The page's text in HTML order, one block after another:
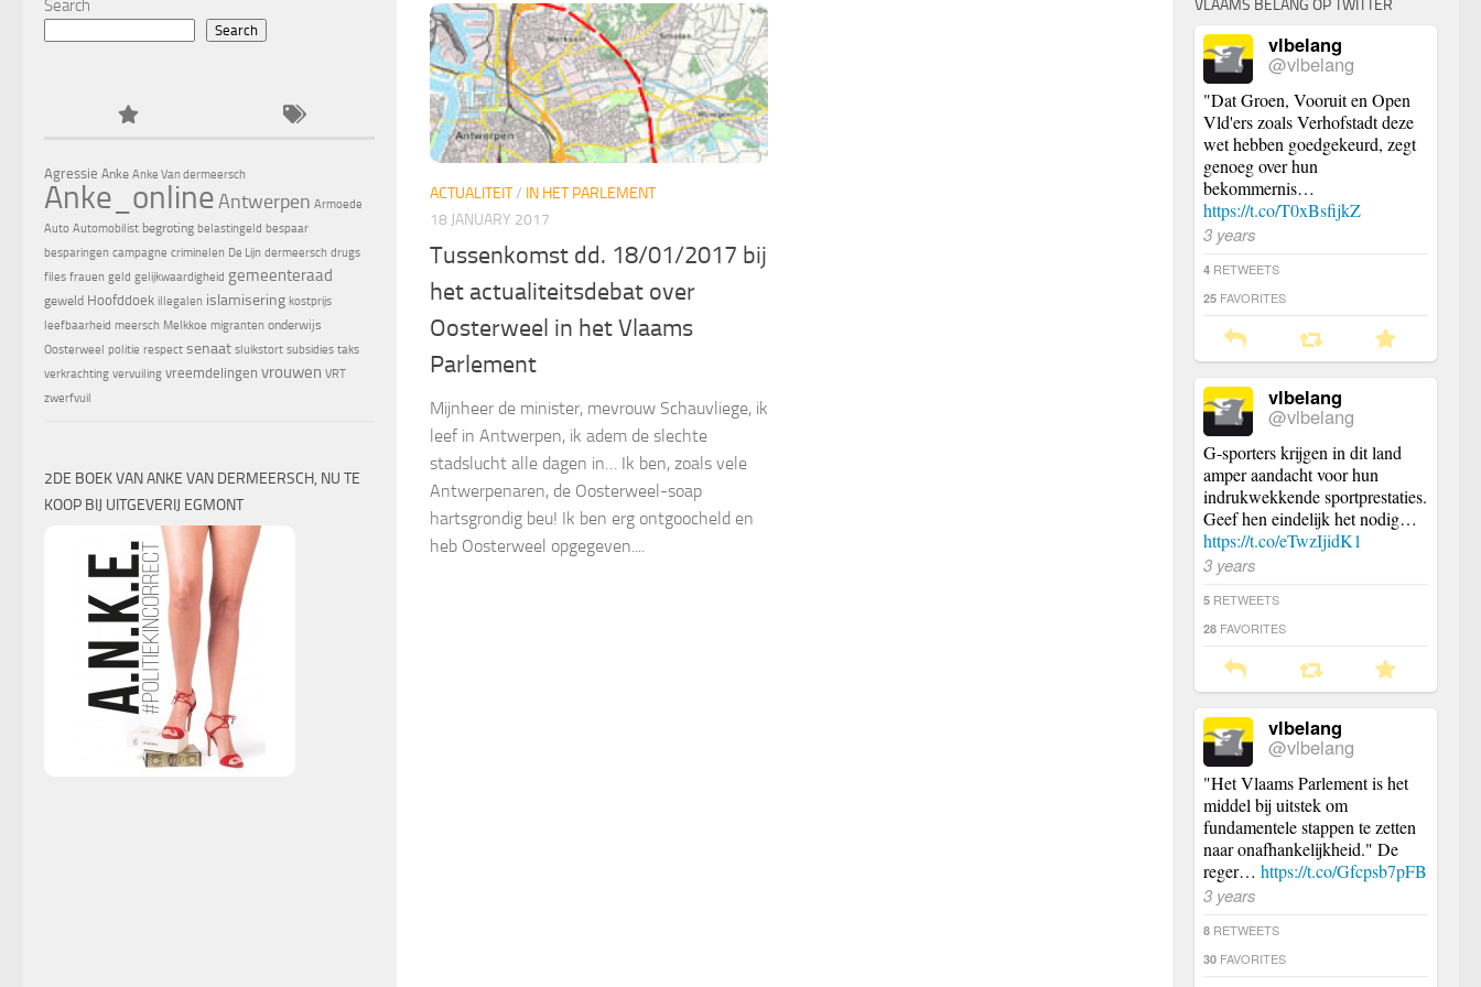
ACTUALITEIT/ IN HET PARLEMENT
18 JANUARY 2017
Tussenkomst dd. 18/01/2017 bij
het actualiteitsdebat over
Oosterweel in het Vlaams
Parlement
Mijnheer de minister, mevrouw Schauvliege, ik
leef in Antwerpen, ik adem de slechte
stadslucht alle dagen in… Ik ben, zoals vele
Antwerpenaren, de Oosterweel-soap
hartsgrondig beu! Ik ben erg ontgoocheld en
heb Oosterweel opgegeven....
Search
Search
Agressie Anke Anke Van dermeersch
Anke_onlineAntwerpen Armoede
Auto Automobilist begroting belastingeld bespaar
besparingen campagne criminelen De Lijn dermeersch drugs
files frauen geld gelijkwaardigheid gemeenteraad
geweld Hoofddoek illegalen islamisering kostprijs
leefbaarheid meersch Melkkoe migranten onderwijs
Oosterweel politie respect senaat sluikstort subsidies taks
verkrachting vervuiling vreemdelingen vrouwen VRT
zwerfvuil
2DE BOEK VAN ANKE VAN DERMEERSCH, NU TE
KOOP BIJ UITGEVERIJ EGMONT
VLAAMS BELANG OP TWITTER
vlbelang
@vlbelang
"Dat Groen, Vooruit en Open
Vld'ers zoals Verhofstadt deze
wet hebben goedgekeurd, zegt
genoeg over hun
bekommernis…
https://t.co/T0xBsfijkZ
3 years
4 RETWEETS
25 FAVORITES
vlbelang
@vlbelang
G-sporters krijgen in dit land
amper aandacht voor hun
indrukwekkende sportprestaties.
Geef hen eindelijk het nodig…
https://t.co/eTwzIjidK1
3 years
5 RETWEETS
28 FAVORITES
vlbelang
@vlbelang
"Het Vlaams Parlement is het
middel bij uitstek om
fundamentele stappen te zetten
naar onafhankelijkheid." De
reger… https://t.co/Gfcpsb7pFB
3 years
8 RETWEETS
30 FAVORITES